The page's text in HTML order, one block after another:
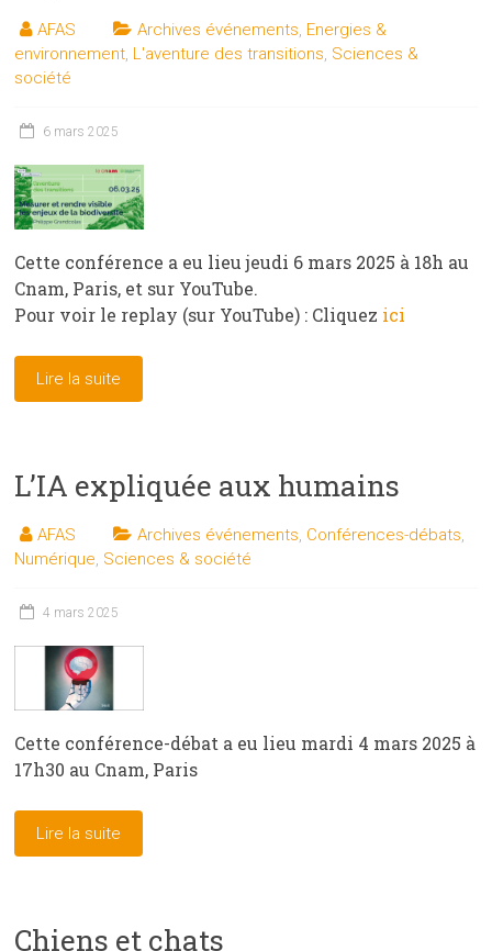
AFAS Archives événements, Energies &
environnement, L'aventure des transitions, Sciences &
société
6 mars 2025
Cette conférence a eu lieu jeudi 6 mars 2025 à 18h au
Cnam, Paris, et sur YouTube.
Pour voir le replay (sur YouTube) : Cliquez ici
Lire la suite
L’IA expliquée aux humains
AFAS Archives événements, Conférences-débats,
Numérique, Sciences & société
4 mars 2025
Cette conférence-débat a eu lieu mardi 4 mars 2025 à
17h30 au Cnam, Paris
Lire la suite
Chiens et chats